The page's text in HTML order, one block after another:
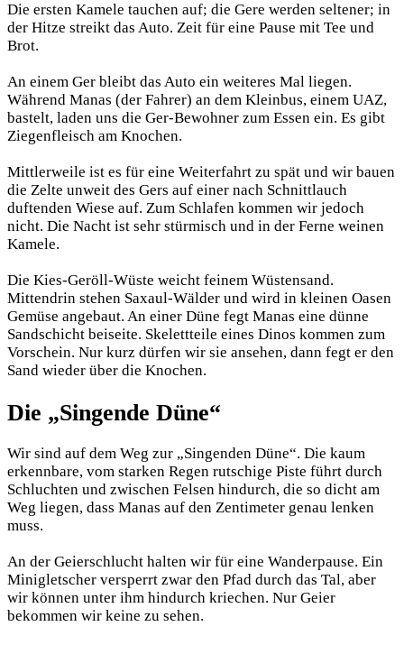
Die ersten Kamele tauchen auf; die Gere werden seltener; in
der Hitze streikt das Auto. Zeit für eine Pause mit Tee und
Brot.
An einem Ger bleibt das Auto ein weiteres Mal liegen.
Während Manas (der Fahrer) an dem Kleinbus, einem UAZ,
bastelt, laden uns die Ger-Bewohner zum Essen ein. Es gibt
Ziegenfleisch am Knochen.
Mittlerweile ist es für eine Weiterfahrt zu spät und wir bauen
die Zelte unweit des Gers auf einer nach Schnittlauch
duftenden Wiese auf. Zum Schlafen kommen wir jedoch
nicht. Die Nacht ist sehr stürmisch und in der Ferne weinen
Kamele.
Die Kies-Geröll-Wüste weicht feinem Wüstensand.
Mittendrin stehen Saxaul-Wälder und wird in kleinen Oasen
Gemüse angebaut. An einer Düne fegt Manas eine dünne
Sandschicht beiseite. Skelettteile eines Dinos kommen zum
Vorschein. Nur kurz dürfen wir sie ansehen, dann fegt er den
Sand wieder über die Knochen.
Die „Singende Düne“
Wir sind auf dem Weg zur „Singenden Düne“. Die kaum
erkennbare, vom starken Regen rutschige Piste führt durch
Schluchten und zwischen Felsen hindurch, die so dicht am
Weg liegen, dass Manas auf den Zentimeter genau lenken
muss.
An der Geierschlucht halten wir für eine Wanderpause. Ein
Minigletscher versperrt zwar den Pfad durch das Tal, aber
wir können unter ihm hindurch kriechen. Nur Geier
bekommen wir keine zu sehen.